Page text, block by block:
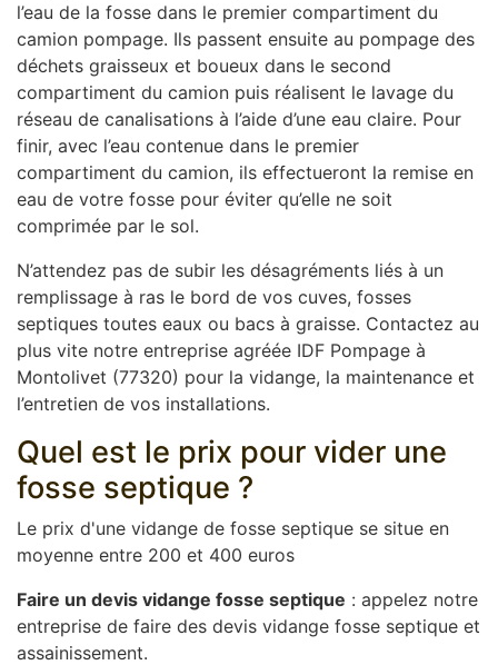
l’eau de la fosse dans le premier compartiment du
camion pompage. Ils passent ensuite au pompage des
déchets graisseux et boueux dans le second
compartiment du camion puis réalisent le lavage du
réseau de canalisations à l’aide d’une eau claire. Pour
finir, avec l’eau contenue dans le premier
compartiment du camion, ils effectueront la remise en
eau de votre fosse pour éviter qu’elle ne soit
comprimée par le sol.
N’attendez pas de subir les désagréments liés à un
remplissage à ras le bord de vos cuves, fosses
septiques toutes eaux ou bacs à graisse. Contactez au
plus vite notre entreprise agréée IDF Pompage à
Montolivet (77320) pour la vidange, la maintenance et
l’entretien de vos installations.
Quel est le prix pour vider une
fosse septique ?
Le prix d'une vidange de fosse septique se situe en
moyenne entre 200 et 400 euros
Faire un devis vidange fosse septique : appelez notre
entreprise de faire des devis vidange fosse septique et
assainissement.